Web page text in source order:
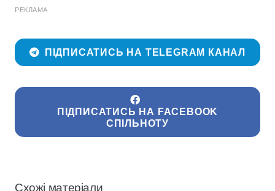
РЕКЛАМА
ПІДПИСАТИСЬ НА TELEGRAM КАНАЛ
ПІДПИСАТИСЬ НА FACEBOOK
СПІЛЬНОТУ
Схожі матеріали